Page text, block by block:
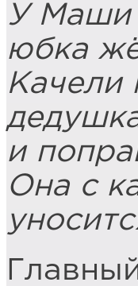
У Маши
юбка
Качели
и
Она с